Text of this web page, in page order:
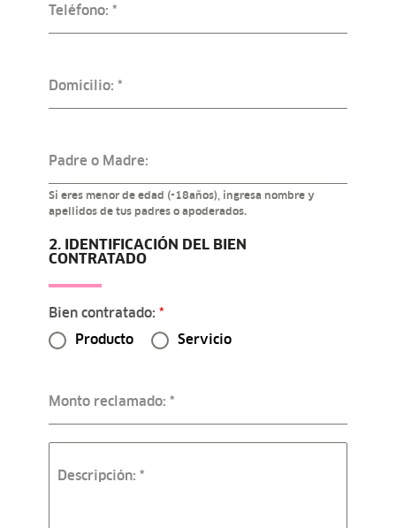
Teléfono: *
Domicilio: *
Padre o Madre:
Si eres menor de edad (-18años), ingresa nombre y
apellidos de tus padres o apoderados.
2. IDENTIFICACIÓN DEL BIEN
CONTRATADO
Bien contratado: *
Producto
Servicio
Monto reclamado: *
Descripción: *